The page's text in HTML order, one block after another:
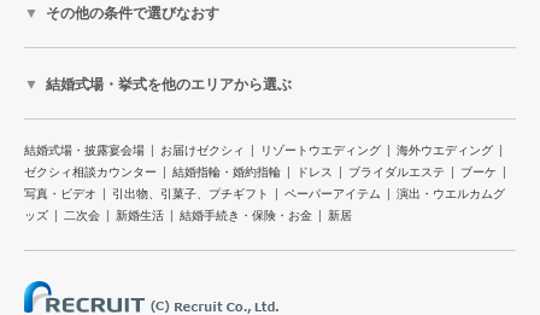
その他の条件で選びなおす
結婚式場・挙式を他のエリアから選ぶ
結婚式場・披露宴会場 お届けゼクシィ リゾートウエディング
海外ウエディング
ゼクシィ相談カウンター
結婚指輪・婚約指輪 ドレス ブライダルエステ
ブーケ
写真・ビデオ
引出物、引菓子、プチギフト ペーパーアイテム
演出・ウエルカムグ
ッズ
二次会 新婚生活 結婚手続き・保険・お金 新居